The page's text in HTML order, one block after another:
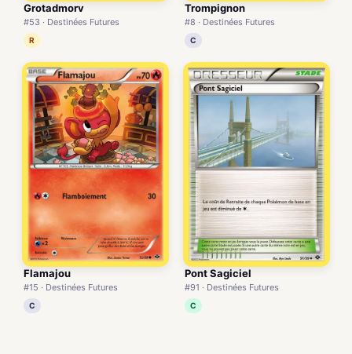
Grotadmorv
#53 · Destinées Futures
R
Trompignon
#8 · Destinées Futures
C
Flamajou
#15 · Destinées Futures
C
Pont Sagiciel
#91 · Destinées Futures
C